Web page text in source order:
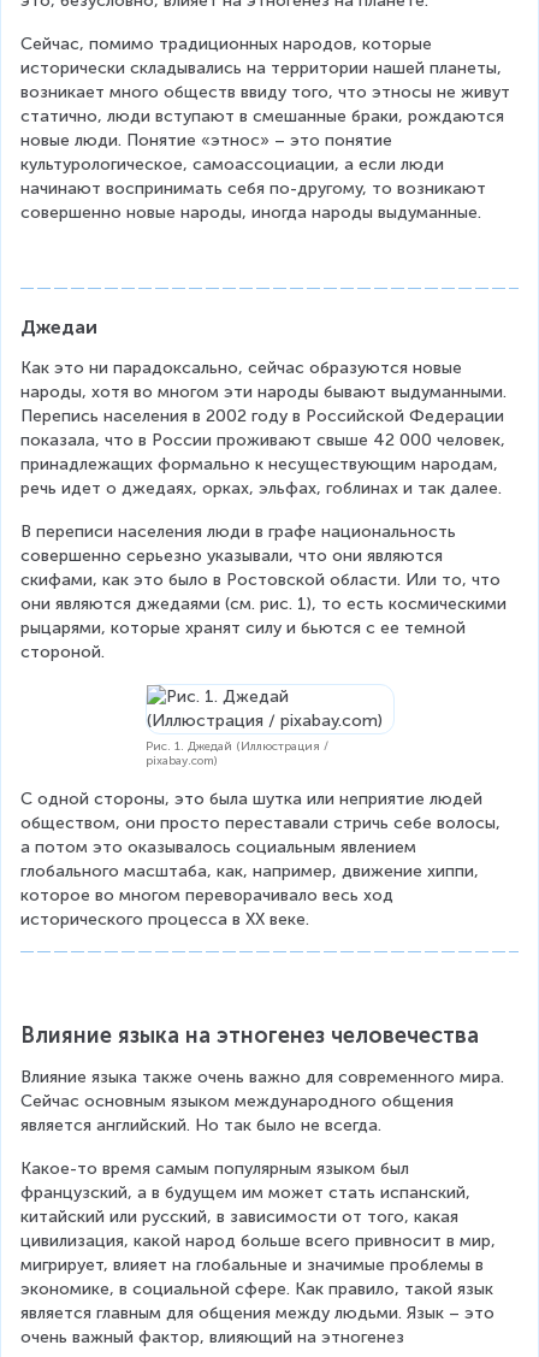
Сейчас, помимо традиционных народов, которые
исторически складывались на территории нашей планеты,
возникает много обществ ввиду того, что этносы не живут
статично, люди вступают в смешанные браки, рождаются
новые люди. Понятие «этнос» – это понятие
культурологическое, самоассоциации, а если люди
начинают воспринимать себя по-другому, то возникают
совершенно новые народы, иногда народы выдуманные.
Джедаи
Как это ни парадоксально, сейчас образуются новые
народы, хотя во многом эти народы бывают выдуманными.
Перепись населения в 2002 году в Российской Федерации
показала, что в России проживают свыше 42 000 человек,
принадлежащих формально к несуществующим народам,
речь идет о джедаях, орках, эльфах, гоблинах и так далее.
В переписи населения люди в графе национальность
совершенно серьезно указывали, что они являются
скифами, как это было в Ростовской области. Или то, что
они являются джедаями (см. рис. 1), то есть космическими
рыцарями, которые хранят силу и бьются с ее темной
стороной.
Рис. 1. Джедай (Иллюстрация /
pixabay.com)
С одной стороны, это была шутка или неприятие людей
обществом, они просто переставали стричь себе волосы,
а потом это оказывалось социальным явлением
глобального масштаба, как, например, движение хиппи,
которое во многом переворачивало весь ход
исторического процесса в XX веке.
Влияние языка на этногенез человечества
Влияние языка также очень важно для современного мира.
Сейчас основным языком международного общения
является английский. Но так было не всегда.
Какое-то время самым популярным языком был
французский, а в будущем им может стать испанский,
китайский или русский, в зависимости от того, какая
цивилизация, какой народ больше всего привносит в мир,
мигрирует, влияет на глобальные и значимые проблемы в
экономике, в социальной сфере. Как правило, такой язык
является главным для общения между людьми. Язык – это
очень важный фактор, влияющий на этногенез